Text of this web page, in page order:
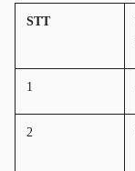
STT
1
2